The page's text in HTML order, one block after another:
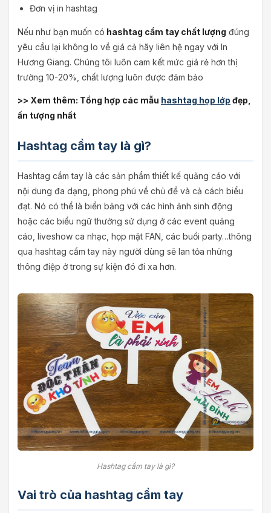
Đơn vị in hashtag
Nếu như bạn muốn có hashtag cầm tay chất lượng đúng
yêu cầu lại không lo về giá cả hãy liên hệ ngay với In
Hương Giang. Chúng tôi luôn cam kết mức giá rẻ hơn thị
trường 10-20%, chất lượng luôn được đảm bảo
>> Xem thêm: Tổng hợp các mẫu hashtag họp lớp đẹp,
ấn tượng nhất
Hashtag cầm tay là gì?
Hashtag cầm tay là các sản phẩm thiết kế quảng cáo với
nội dung đa dạng, phong phú về chủ đề và cả cách biểu
đạt. Nó có thể là biển bảng với các hình ảnh sinh động
hoặc các biểu ngữ thường sử dụng ở các event quảng
cáo, liveshow ca nhạc, họp mặt FAN, các buổi party…thông
qua hashtag cầm tay này người dùng sẽ lan tỏa những
thông điệp ở trong sự kiện đó đi xa hơn.
Hashtag cầm tay là gì?
Vai trò của hashtag cầm tay